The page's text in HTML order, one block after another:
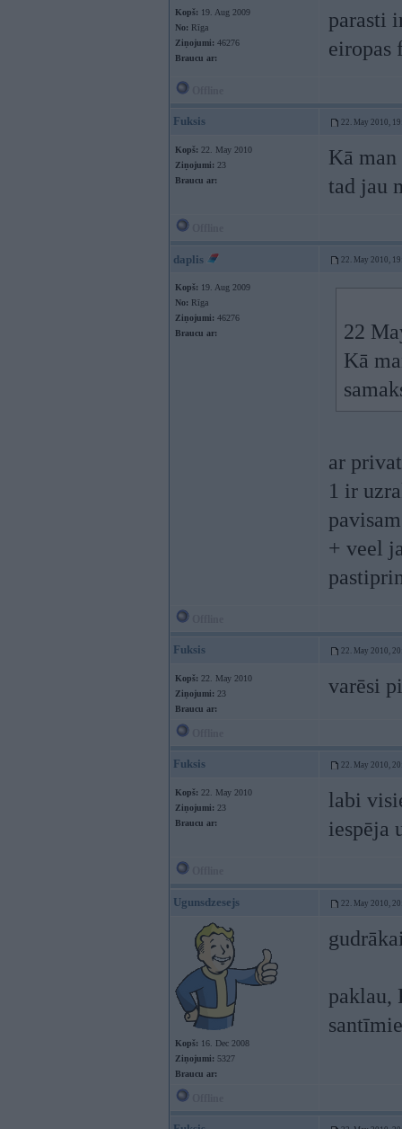
Kopš: 19. Aug 2009
No: Rīga
Ziņojumi: 46276
Braucu ar:
parasti
eiropas
Fuksis 22. May 2010,
Kopš: 22. May 2010
Ziņojumi: 23
Braucu ar:
Kā man
tad jau
daplis 22. May 2010,
Kopš: 19. Aug 2009
No: Rīga
Ziņojumi: 46276
Braucu ar:
22
Kā
ar
1 ir
+ veel
Fuksis 22. May 2010,
Kopš: 22. May 2010
Ziņojumi: 23
Braucu ar:
varēsi
Fuksis 22. May 2010,
Kopš: 22. May 2010
Ziņojumi: 23
Braucu ar:
labi
iespēja
Ugunsdzesejs 22. May 2010,
Kopš: 16. Dec 2008
Ziņojumi: 5327
Braucu ar:
paklau,